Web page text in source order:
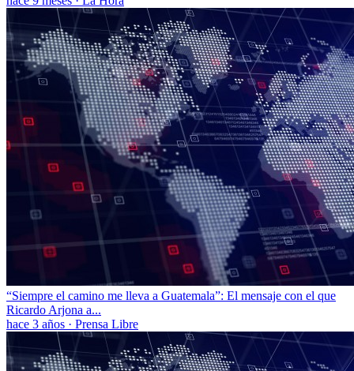
“Siempre el camino me lleva a Guatemala”: El mensaje con el que
Ricardo Arjona a...
hace 3 años · Prensa Libre